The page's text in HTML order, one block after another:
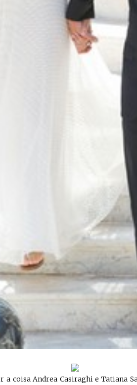
a coisa Andrea Casiraghi e Tatiana